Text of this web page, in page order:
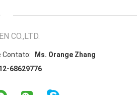
CO.,LTD.
Contato:
Ms. Orange Zhang
68629776